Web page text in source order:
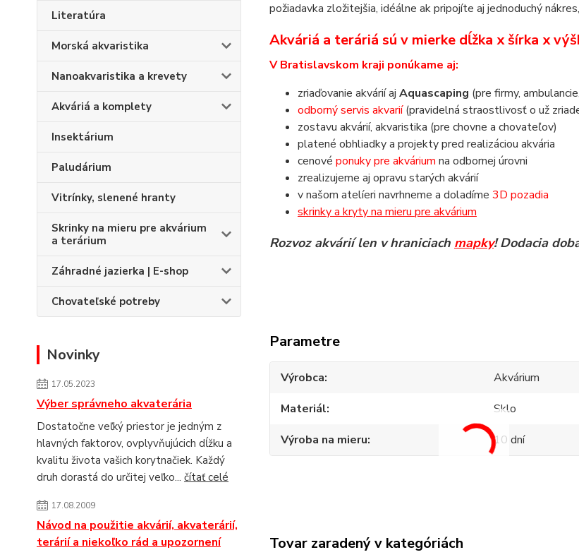
Literatúra
Morská akvaristika
Nanoakvaristika a krevety
Akváriá a komplety
Insektárium
Paludárium
Vitrínky, slenené hranty
Skrinky na mieru pre akvárium
a terárium
Záhradné jazierka | E-shop
Chovateľské potreby
Novinky
17.05.2023
Výber správneho akvaterária
Dostatočne veľký priestor je jedným z
hlavných faktorov, ovplyvňujúcich dĺžku a
kvalitu života vašich korytnačiek. Každý
druh dorastá do určitej veľko... čítať celé
17.08.2009
Návod na použitie akvárií, akvaterárií,
terárií a niekoľko rád a upozornení
požiadavka zložitejšia, idéálne ak pripojíte aj jednoduchý
Akváriá a teráriá sú v mierke dĺžka x šírka x
V Bratislavskom kraji ponúkame aj:
zriaďovanie akvárií aj Aquascaping (pre firmy,
odborný servis akvarií(pravidelná straostlivosť o už
zostavu akvárií, akvaristika (pre chovne a chovateľov)
platené obhliadky a projekty pred realizáciou akvária
cenové ponuky pre akvárium na odbornej úrovni
zrealizujeme aj opravu starých akvárií
v našom atelíeri navrhneme a doladíme 3D pozadia
skrinky a kryty na mieru pre akvárium
Rozvoz akvárií len v hraniciach mapky! Dodacia
Parametre
Výrobca
Akvárium
Materiál
Sklo
Výroba na mieru
10 dní
Tovar zaradený v kategóriách